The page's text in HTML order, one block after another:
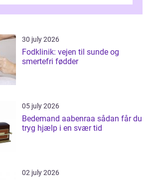
30 july 2026
Fodklinik: vejen til sunde og
smertefri fødder
05 july 2026
Bedemand aabenraa sådan får du
tryg hjælp i en svær tid
02 july 2026